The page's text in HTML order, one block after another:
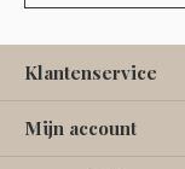
Klantenservice
Mijn account